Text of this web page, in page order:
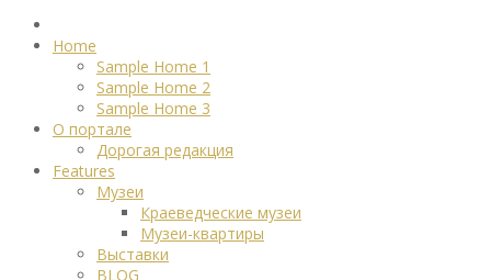
Home
Sample Home 1
Sample Home 2
Sample Home 3
О портале
Дорогая редакция
Features
Музеи
Краеведческие музеи
Музеи-квартиры
Выставки
BLOG